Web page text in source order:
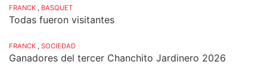
FRANCK BASQUET
Todas fueron visitantes
FRANCK SOCIEDAD
Ganadores del tercer Chanchito Jardinero 2026